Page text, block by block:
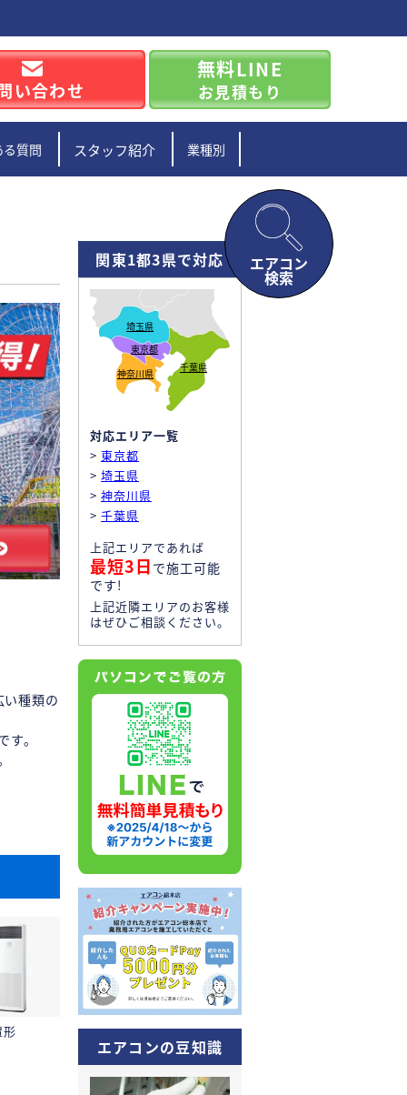
い合わせ
無料LINE
お見積もり
質問 スタッフ紹介 業種別
エアコン
検索
種類の
。
形
関東1都3県で対応
東京都
埼玉県
神奈川県 千葉県
対応エリア一覧
> 東京都
> 埼玉県
> 神奈川県
> 千葉県
上記エリアであれば
最短3日 で施工可能
です!
上記近隣エリアのお客様
はぜひご相談ください。
エアコンの豆知識